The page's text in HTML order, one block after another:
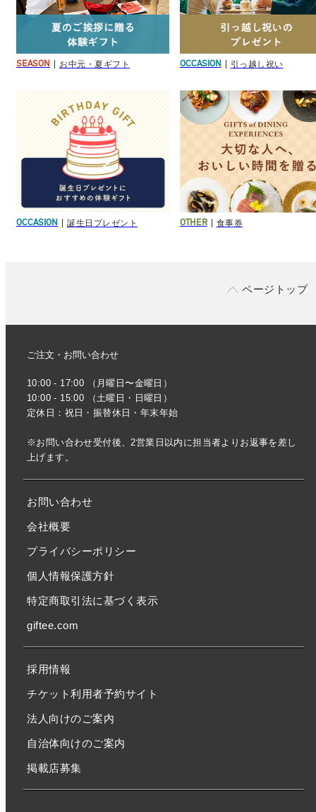
SEASON お中元・夏ギフト OCCASION 引っ越し祝い
OCCASION 誕生日プレゼント OTHER 食事券
ページトップ
ご注文・お問い合わせ
10:00 - 17:00 （月曜日〜金曜日）
10:00 - 15:00 （土曜日・日曜日）
定休日：祝日・振替休日・年末年始
※お問い合わせ受付後、2営業日以内に担当者よりお返事を差し
上げます。
お問い合わせ
会社概要
プライバシーポリシー
個人情報保護方針
特定商取引法に基づく表示
giftee.com
採用情報
チケット利用者予約サイト
法人向けのご案内
自治体向けのご案内
掲載店募集